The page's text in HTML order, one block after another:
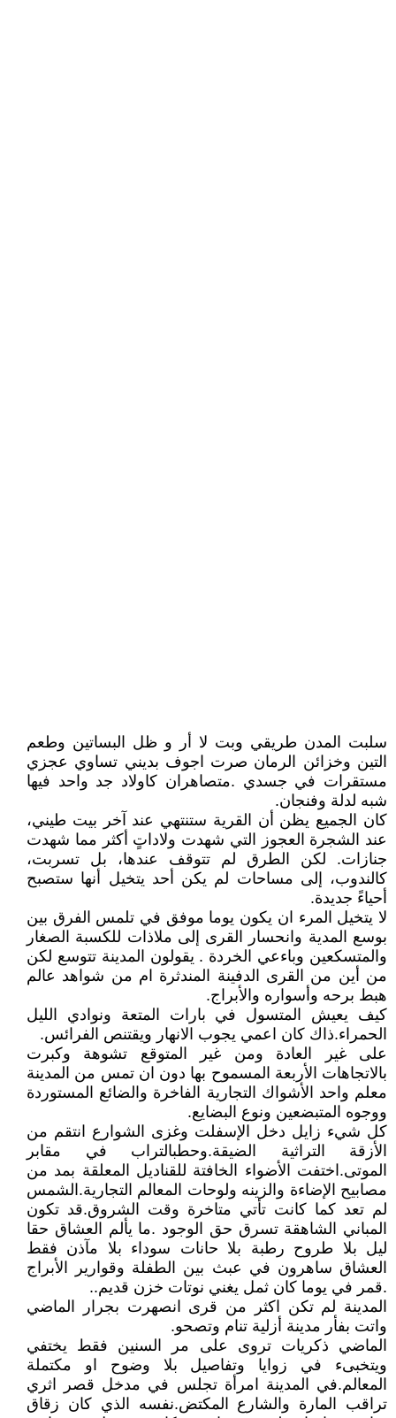
سلبت المدن طريقي وبت لا أر و ظل البساتين وطعم
التين وخزائن الرمان صرت اجوف بديني تساوي عجزي
مستقرات في جسدي .متصاهران كاولاد جد واحد فيها
شبه لدلة وفنجان.
كان الجميع يظن أن القرية ستنتهي عند آخر بيت طيني،
عند الشجرة العجوز التي شهدت ولاداتٍ أكثر مما شهدت
جنازات. لكن الطرق لم تتوقف عندها، بل تسربت،
كالندوب، إلى مساحات لم يكن أحد يتخيل أنها ستصبح
أحياءً جديدة.
لا يتخيل المرء ان يكون يوما موفق في تلمس الفرق بين
بوسع المدية وانحسار القرى إلى ملاذات للكسبة الصغار
والمتسكعين وباءعي الخردة . يقولون المدينة تتوسع لكن
من أين من القرى الدفينة المندثرة ام من شواهد عالم
هبط برحه وأسواره والأبراج.
كيف يعيش المتسول في بارات المتعة ونوادي الليل
الحمراء.ذاك كان اعمي يجوب الانهار ويقتنص الفرائس.
على غير العادة ومن غير المتوقع تشوهة وكبرت
بالاتجاهات الأربعة المسموح بها دون ان تمس من المدينة
معلم واحد الأشواك التجارية الفاخرة والضائع المستوردة
ووجوه المتبضعين ونوع البضايع.
كل شيء زايل دخل الإسفلت وغزى الشوارع انتقم من
الأزقة التراثية الضيقة.وحطبالتراب في مقابر
الموتى.اختفت الأضواء الخافتة للقناديل المعلقة بمد من
مصابيح الإضاءة والزينه ولوحات المعالم التجارية.الشمس
لم تعد كما كانت تأتي متاخرة وقت الشروق.قد تكون
المباني الشاهقة تسرق حق الوجود .ما يألم العشاق حقا
ليل بلا طروح رطبة بلا حانات سوداء بلا مآذن فقط
العشاق ساهرون في عبث بين الطفلة وقوارير الأبراج
.قمر في يوما كان ثمل يغني نوتات خزن قديم..
المدينة لم تكن اكثر من قرى انصهرت بجرار الماضي
واتت بفأر مدينة أزلية تنام وتصحو.
الماضي ذكريات تروى على مر السنين فقط يختفي
ويتخبىء في زوايا وتفاصيل بلا وضوح او مكتملة
المعالم.في المدينة امرأة تجلس في مدخل قصر اثري
تراقب المارة والشارع المكتض.نفسه الذي كان زقاق